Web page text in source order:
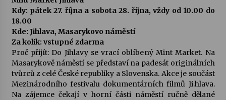
Kdy: pátek 27. října a sobota 28. října, vždy od 10.00 do
18.00
Kde: Jihlava, Masarykovo náměstí
Za kolik: vstupné zdarma
Proč přijít: Do Jihlavy se vrací oblíbený Mint Market. Na
Masarykově náměstí se představí na padesát originálních
tvůrců z celé České republiky a Slovenska. Akce je součást
Mezinárodního festivalu dokumentárních filmů Ji.hlava.
Na zájemce čekají v horní části náměstí ručně dělané